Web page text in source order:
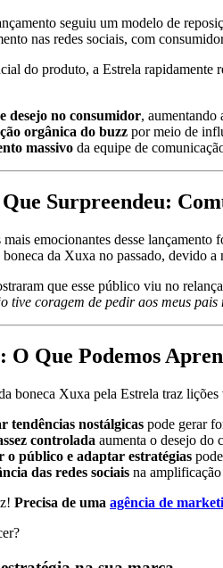
seguiu um modelo de
nas redes sociais, com
do produto, a Estrela rapidamente
desejo no consumidor, aumentando
orgânica do buzz por meio de
massivo da equipe de
Surpreendeu:
mais emocionantes desse
da Xuxa no passado, devido a
que esse público viu no
tive coragem de pedir aos meus pais
O Que Podemos
boneca Xuxa pela Estrela traz
tendências nostálgicas pode gerar
controlada aumenta o desejo do
público e adaptar estratégias
das redes sociais na
Precisa de uma agência de